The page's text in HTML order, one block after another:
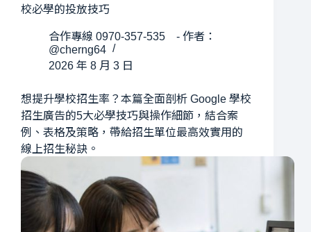
校必學的投放技巧
合作專線 0970-357-535 - 作者：
@cherng64
2026 年 8 月 3 日
想提升學校招生率？本篇全面剖析 Google 學校
招生廣告的5大必學技巧與操作細節，結合案
例、表格及策略，帶給招生單位最高效實用的
線上招生秘訣。